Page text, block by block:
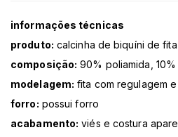
informações técnicas
produto: calcinha de biquíni de
composição: 90% poliamida,
modelagem: fita com regulagem
forro: possui forro
acabamento: viés e costura